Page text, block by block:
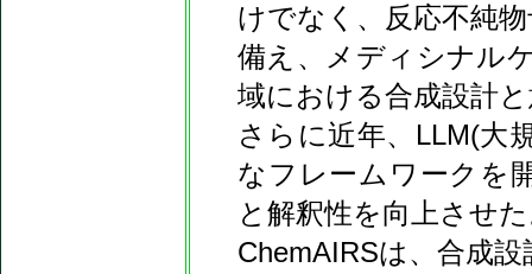
けでなく、反応不純
備え、メディシナル
域における合成設計
さらに近年、LLM(大
なフレームワークを
と解釈性を向上させ
ChemAIRSは、合成